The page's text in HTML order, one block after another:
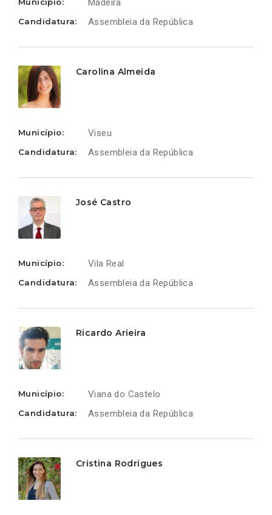
Madeira
Candidatura: Assembleia da República
Carolina Almeida
Município: Viseu
Candidatura: Assembleia da República
José Castro
Município: Vila Real
Candidatura: Assembleia da República
Ricardo Arieira
Município: Viana do Castelo
Candidatura: Assembleia da República
Cristina Rodrigues